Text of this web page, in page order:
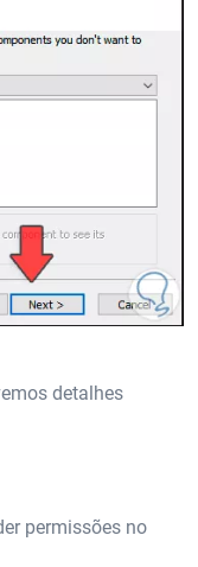
detalhes
permissões no